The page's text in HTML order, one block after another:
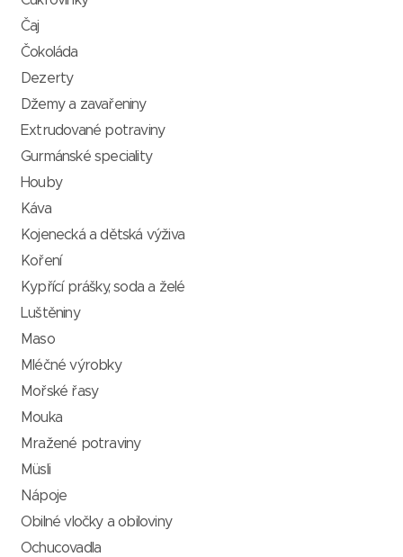
Čaj
Čokoláda
Dezerty
Džemy a zavařeniny
Extrudované potraviny
Gurmánské speciality
Houby
Káva
Kojenecká a dětská výživa
Koření
Kypřící prášky, soda a želé
Luštěniny
Maso
Mléčné výrobky
Mořské řasy
Mouka
Mražené potraviny
Müsli
Nápoje
Obilné vločky a obiloviny
Ochucovadla